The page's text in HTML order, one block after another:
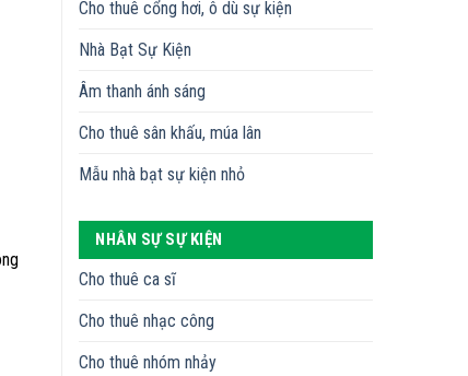
Cho thuê cổng hơi, ô dù sự kiện
Nhà Bạt Sự Kiện
Âm thanh ánh sáng
Cho thuê sân khấu, múa lân
Mẫu nhà bạt sự kiện nhỏ
NHÂN SỰ SỰ KIỆN
Cho thuê ca sĩ
Cho thuê nhạc công
Cho thuê nhóm nhảy